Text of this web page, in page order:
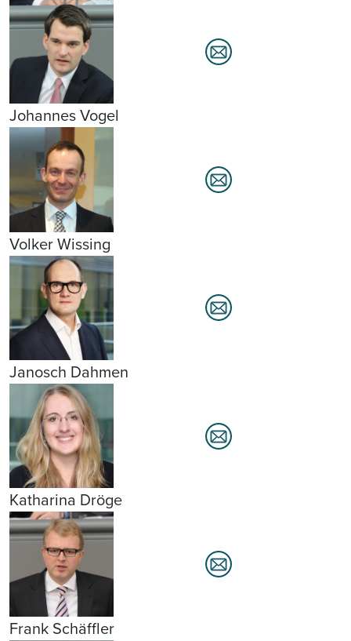
Johannes Vogel
Volker Wissing
Janosch Dahmen
Katharina Dröge
Frank Schäffler